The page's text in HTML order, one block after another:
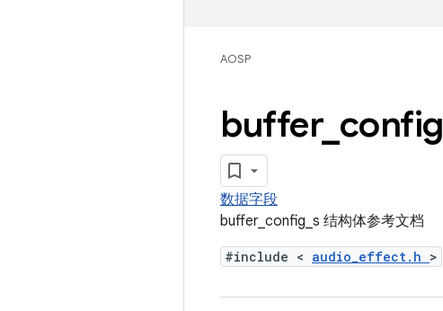
AOSP
buffer_ config
数据字段
buffer_config_s 结构体参考文档
#include < audio_effect.h >